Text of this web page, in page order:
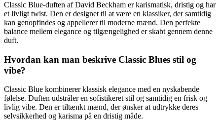
Classic Blue-duften af David Beckham er karismatisk, dristig og har
et livligt twist. Den er designet til at være en klassiker, der samtidig
kan genopfindes og appellerer til moderne mænd. Den perfekte
balance mellem elegance og tilgængelighed er skabt gennem denne
duft.
Hvordan kan man beskrive Classic Blues stil og
vibe?
Classic Blue kombinerer klassisk elegance med en nyskabende
følelse. Duften udstråler en sofistikeret stil og samtidig en frisk og
livlig vibe. Den er tiltænkt mænd, der ønsker at udtrykke deres
selvsikkerhed og karisma på en dristig måde.